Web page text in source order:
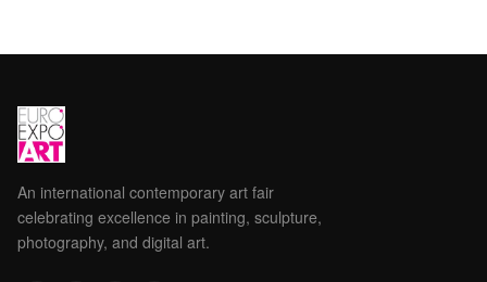
An international contemporary art fair
celebrating excellence in painting, sculpture,
photography, and digital art.